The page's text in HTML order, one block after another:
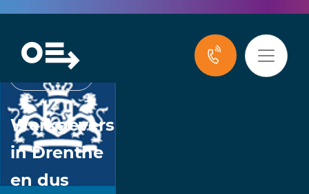
Werkgevers
in Drenthe
en dus